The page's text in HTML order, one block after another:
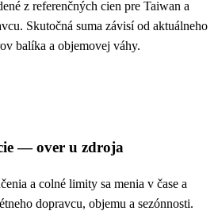
z referenčných cien pre Taiwan a
Skutočná suma závisí od aktuálneho
balíka a objemovej váhy.
— over u zdroja
a colné limity sa menia v čase a
dopravcu, objemu a sezónnosti.